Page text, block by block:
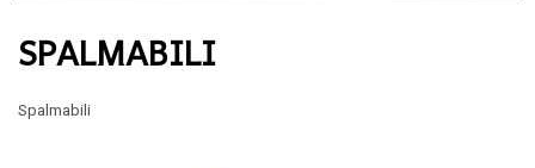
SPALMABILI
Spalmabili